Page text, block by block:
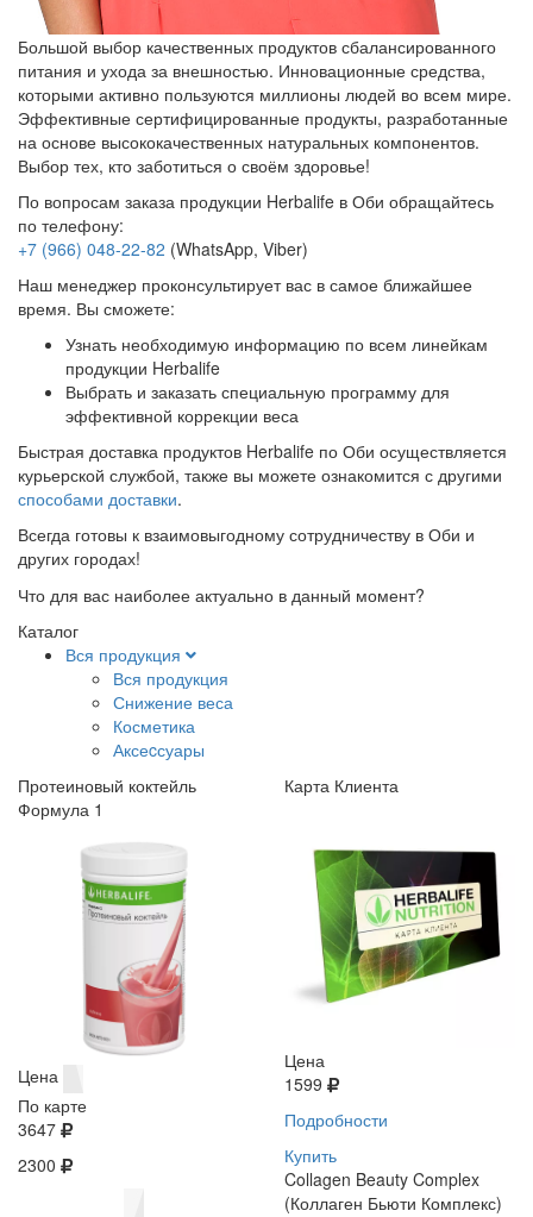
Большой выбор качественных продуктов сбалансированного
питания и ухода за внешностью. Инновационные средства,
которыми активно пользуются миллионы людей во всем мире.
Эффективные сертифицированные продукты, разработанные
на основе высококачественных натуральных компонентов.
Выбор тех, кто заботиться о своём здоровье!
По вопросам заказа продукции Herbalife в Оби обращайтесь
по телефону:
+7 (966) 048-22-82 (WhatsApp, Viber)
Наш менеджер проконсультирует вас в самое ближайшее
время. Вы сможете:
Узнать необходимую информацию по всем линейкам
продукции Herbalife
Выбрать и заказать специальную программу для
эффективной коррекции веса
Быстрая доставка продуктов Herbalife по Оби осуществляется
курьерской службой, также вы можете ознакомится с другими
способами доставки.
Всегда готовы к взаимовыгодному сотрудничеству в Оби и
других городах!
Что для вас наиболее актуально в данный момент?
Каталог
Вся продукция
Вся продукция
Снижение веса
Косметика
Аксеcсуары
Протеиновый коктейль
Формула 1
Цена
По карте
3647
2300
Карта Клиента
Цена
1599
Подробности
Купить
Collagen Beauty Complex
(Коллаген Бьюти Комплекс)